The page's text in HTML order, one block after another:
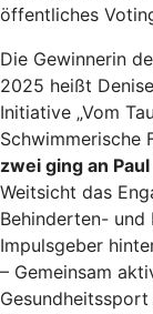
öffentliches
Die Gewinnerin
2025 heißt
Initiative „Vom
Schwimmerische
zwei ging an
Weitsicht das
Behinderten-
Impulsgeber
– Gemeinsam